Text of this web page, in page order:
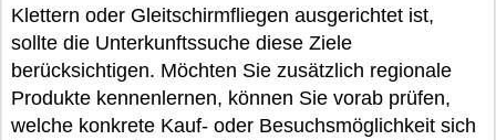
Klettern oder Gleitschirmfliegen ausgerichtet ist,
sollte die Unterkunftssuche diese Ziele
berücksichtigen. Möchten Sie zusätzlich regionale
Produkte kennenlernen, können Sie vorab prüfen,
welche konkrete Kauf- oder Besuchsmöglichkeit sich